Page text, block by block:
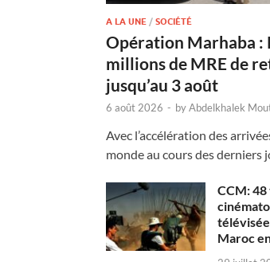
A LA UNE /SOCIÉTÉ
Opération Marhaba :
millions de MRE de
jusqu’au 3 août
6 août 2026 - byAbdelkhalek
Avec l’accélération des
monde au cours des derniers
CCM:
Maroc